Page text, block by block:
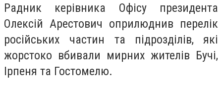
Радник керівника Офісу президента
Олексій Арестович оприлюднив перелік
російських частин та підрозділів, які
жорстоко вбивали мирних жителів Бучі,
Ірпеня та Гостомелю.